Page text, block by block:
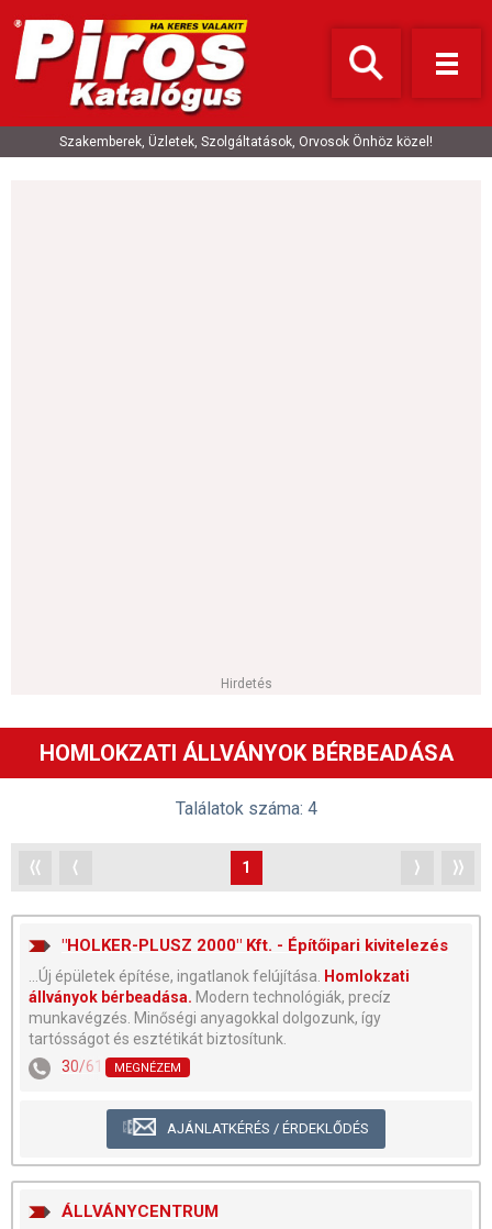
Szakemberek, Üzletek, Szolgáltatások, Orvosok Önhöz közel!
Hirdetés
HOMLOKZATI ÁLLVÁNYOK BÉRBEADÁSA
Találatok száma: 4
⟨⟨ ⟨ 1 ⟩ ⟩⟩
"HOLKER-PLUSZ 2000" Kft. - Építőipari kivitelezés
...Új épületek építése, ingatlanok felújítása. Homlokzati
állványok bérbeadása. Modern technológiák, precíz
munkavégzés. Minőségi anyagokkal dolgozunk, így
tartósságot és esztétikát biztosítunk.
30/615-0470
MEGNÉZEM
AJÁNLATKÉRÉS / ÉRDEKLŐDÉS
ÁLLVÁNYCENTRUM